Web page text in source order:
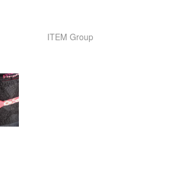
ITEM Group